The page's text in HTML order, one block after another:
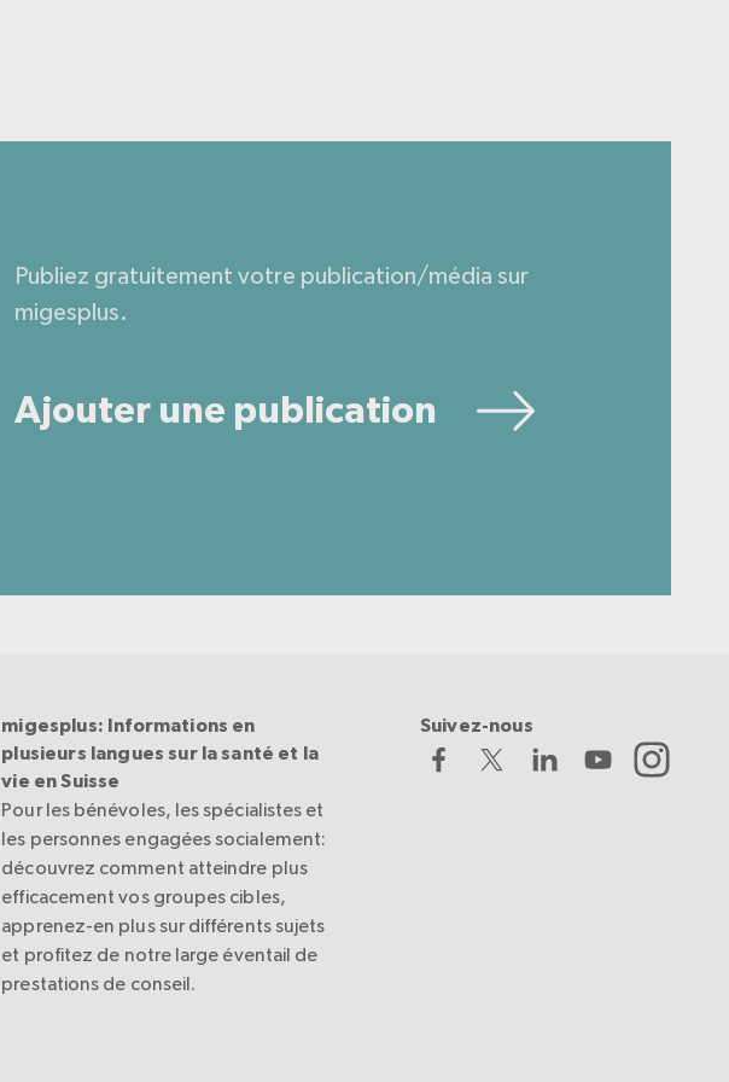
Publiez gratuitement votre publication/média sur
migesplus.
Ajouter une publication
migesplus: Informations en
plusieurs langues sur la santé et la
vie en Suisse
Pour les bénévoles, les spécialistes et
les personnes engagées socialement:
découvrez comment atteindre plus
efficacement vos groupes cibles,
apprenez-en plus sur différents sujets
et profitez de notre large éventail de
prestations de conseil.
Suivez-nous